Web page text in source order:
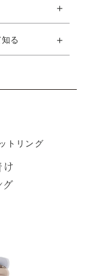
る
トリング
け
グ